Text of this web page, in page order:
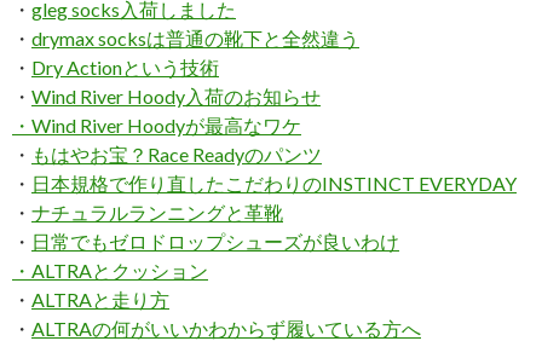
・ gleg socks入荷しました
・ drymax socksは普通の靴下と全然違う
・ Dry Actionという技術
・ Wind River Hoody入荷のお知らせ
・Wind River Hoodyが最高なワケ
・ もはやお宝？Race Readyのパンツ
・ 日本規格で作り直したこだわりのINSTINCT EVERYDAY
・ ナチュラルランニングと革靴
・ 日常でもゼロドロップシューズが良いわけ
・ ALTRAとクッション
・ ALTRAと走り方
・ ALTRAの何がいいかわからず履いている方へ